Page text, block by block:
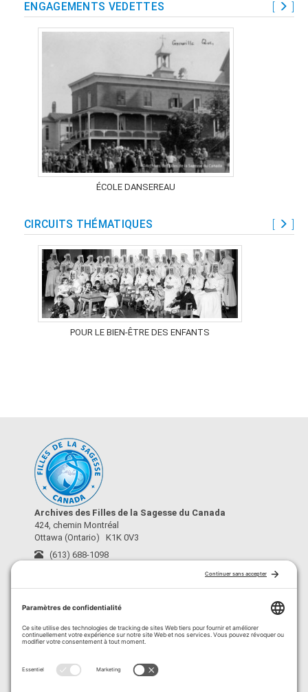
ENGAGEMENTS VEDETTES
ÉCOLE DANSEREAU
CIRCUITS THÉMATIQUES
POUR LE BIEN-ÊTRE DES ENFANTS
Archives des Filles de la Sagesse du Canada
424, chemin Montréal
Ottawa (Ontario) K1K 0V3
(613) 688-1098
›À propos
›Conditions d’utilisation
›Politique de confidentialité